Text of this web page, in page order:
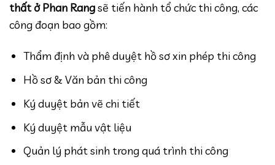
thất ở Phan Rangsẽ tiến hành tổ chức thi công, các
công đoạn bao gồm:
Thẩm định và phê duyệt hồ sơ xin phép thi công
Hồ sơ & Văn bản thi công
Ký duyệt bản vẽ chi tiết
Ký duyệt mẫu vật liệu
Quản lý phát sinh trong quá trình thi công